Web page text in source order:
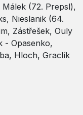
(72. Prepsl),
Nieslanik (64.
Zástřešek, Ouly
- Opasenko,
Hloch, Graclík